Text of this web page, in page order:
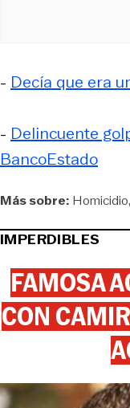
- Decía que era
- Delincuente
BancoEstado
Más sobre: Homicidio
IMPERDIBLES
FAMOSA
CON